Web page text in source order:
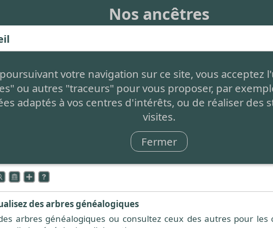
Nos ancêtres
votre navigation sur ce site, vous acceptez
ou autres "traceurs" pour vous proposer, par
adaptés à vos centres d'intérêts, ou de réaliser des
visites.
Fermer
gratuit, sans aucune restriction, simplement auto-
en bas de page.
innovant: C'est 1 seul arbre partagé par tous et à compléter
différentes fonctionnalités présentées ci-dessous est effectué
des arbres généalogiques
arbres généalogiques ou consultez ceux des autres pour les